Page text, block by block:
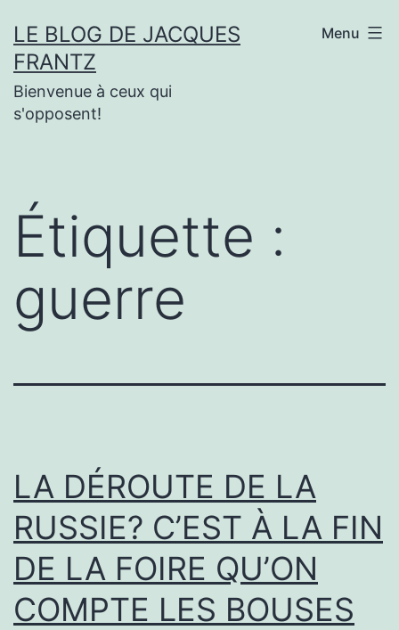
au
contenu
LE BLOG DE JACQUES
FRANTZ
Bienvenue à ceux qui
s'opposent!
Menu
Étiquette :
guerre
LA DÉROUTE DE LA
RUSSIE? C’EST À LA FIN
DE LA FOIRE QU’ON
COMPTE LES BOUSES